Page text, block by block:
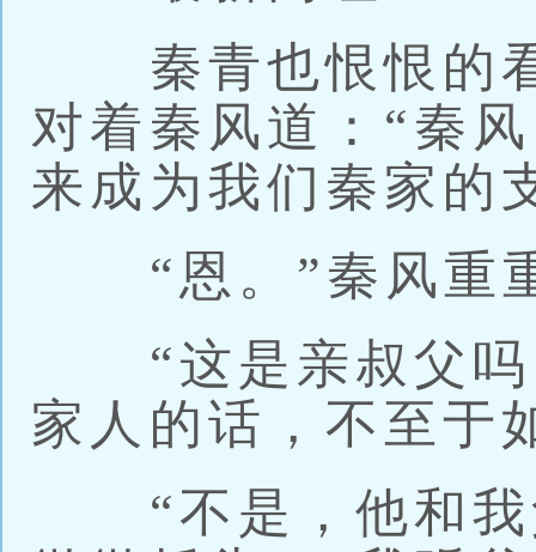
秦青也恨恨的看
对着秦风道：“秦
来成为我们秦家的
“恩。”秦风重
“这是亲叔父吗
家人的话，不至于
“不是，他和我